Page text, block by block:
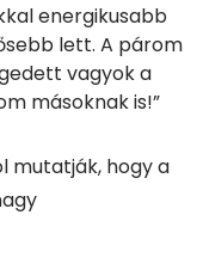
energikusabb
lett. A párom
vagyok a
másoknak is!”
mutatják, hogy a